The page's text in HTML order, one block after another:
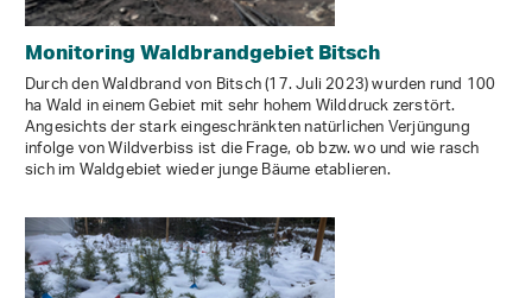
Monitoring Waldbrandgebiet Bitsch
Durch den Waldbrand von Bitsch (17. Juli 2023) wurden rund 100
ha Wald in einem Gebiet mit sehr hohem Wilddruck zerstört.
Angesichts der stark eingeschränkten natürlichen Verjüngung
infolge von Wildverbiss ist die Frage, ob bzw. wo und wie rasch
sich im Waldgebiet wieder junge Bäume etablieren.